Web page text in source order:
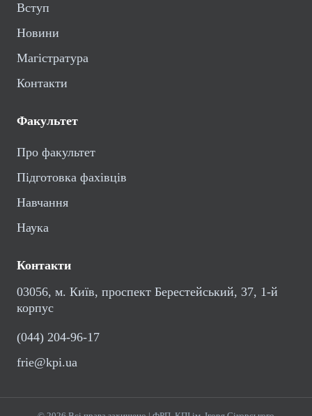
Вступ
Новини
Магістратура
Контакти
Факультет
Про факультет
Підготовка фахівців
Навчання
Наука
Контакти
03056, м. Київ, проспект Берестейський, 37, 1-й
корпус
(044) 204-96-17
frie@kpi.ua